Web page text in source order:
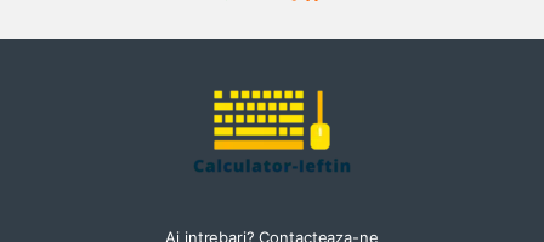
Ai intrebari? Contacteaza-ne